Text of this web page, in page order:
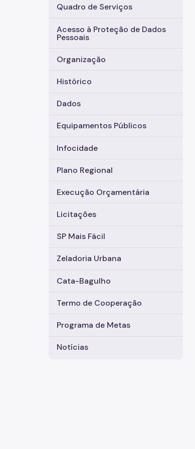
Quadro de Serviços
Acesso à Proteção de Dados
Pessoais
Organização
Histórico
Dados
Equipamentos Públicos
Infocidade
Plano Regional
Execução Orçamentária
Licitações
SP Mais Fácil
Zeladoria Urbana
Cata-Bagulho
Termo de Cooperação
Programa de Metas
Notícias